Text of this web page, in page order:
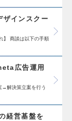
ザインスクー
】 商談は以下の手順
広告運用
→解決策立案を行う
経営基盤を